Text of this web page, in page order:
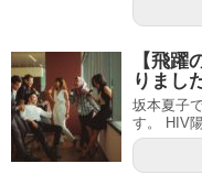
【飛躍
りまし
坂本夏子
す。 HIV